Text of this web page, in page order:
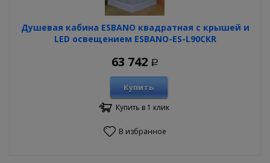
Душевая кабина ESBANO квадратная с крышей и
LED освещением ESBANO-ES-L90CKR
63 742 Р
Купить
Купить в 1 клик
В избранное